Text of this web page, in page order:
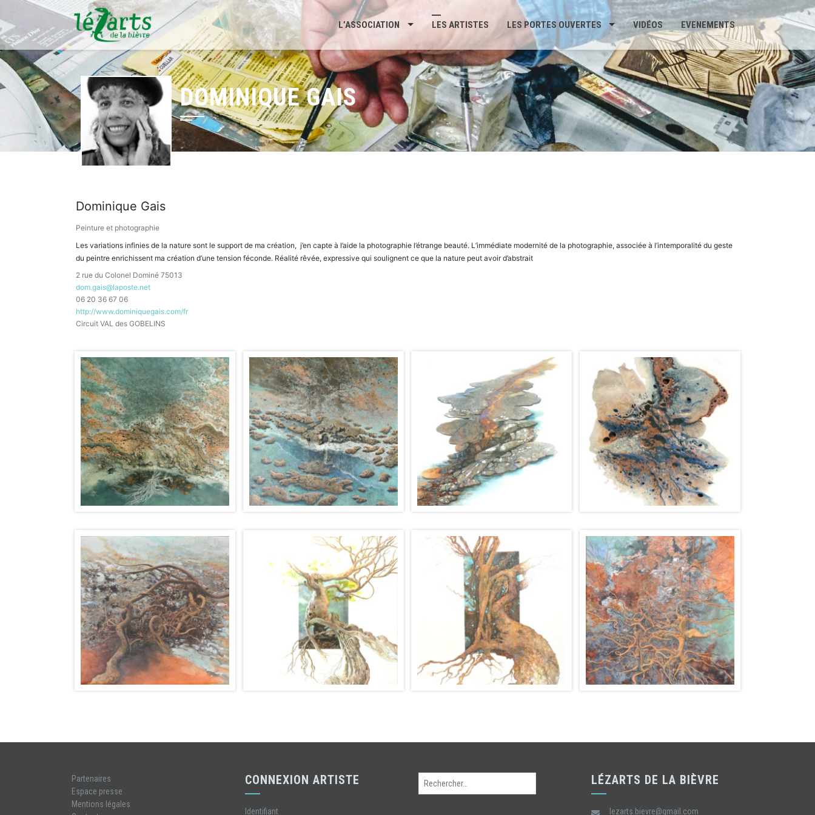
L’ASSOCIATION LES ARTISTES LES PORTES OUVERTES VIDÉOS EVENEMENTS
DOMINIQUE GAIS
Dominique Gais
Peinture et photographie
Les variations infinies de la nature sont le support de ma création, j’en capte à l’aide la photographie l’étrange beauté. L’immédiate modernité de la photographie, associée à l’intemporalité du geste
du peintre enrichissent ma création d’une tension féconde. Réalité rêvée, expressive qui soulignent ce que la nature peut avoir d’abstrait
2 rue du Colonel Dominé 75013
dom.gais@laposte.net
06 20 36 67 06
http://www.dominiquegais.com/fr
Circuit VAL des GOBELINS
Partenaires
Espace presse
Mentions légales
CONNEXION ARTISTE
Identifiant
Rechercher : LÉZARTS DE LA BIÈVRE
lezarts.bievre@gmail.com